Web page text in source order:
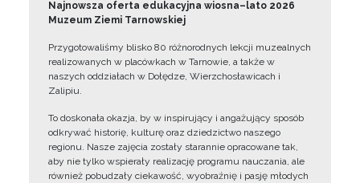
Najnowsza oferta edukacyjna wiosna–lato 2026
Muzeum Ziemi Tarnowskiej
Przygotowaliśmy blisko 80 różnorodnych lekcji muzealnych
realizowanych w placówkach w Tarnowie, a także w
naszych oddziałach w Dołędze, Wierzchosławicach i
Zalipiu.
To doskonała okazja, by w inspirujący i angażujący sposób
odkrywać historię, kulturę oraz dziedzictwo naszego
regionu. Nasze zajęcia zostały starannie opracowane tak,
aby nie tylko wspierały realizację programu nauczania, ale
również pobudzały ciekawość, wyobraźnię i pasję młodych